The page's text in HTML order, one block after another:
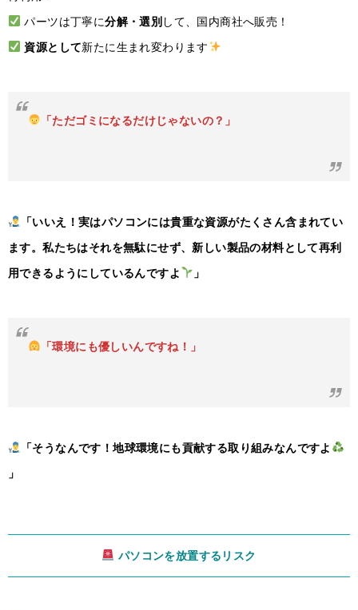
パーツは丁寧に分解・選別 して、国内商社へ販売！
資源として新たに生まれ変わります
「ただゴミになるだけじゃないの？」
「いいえ！実はパソコンには貴重な資源がたくさん含まれてい
ます。私たちはそれを無駄にせず、新しい製品の材料として再利
用できるようにしているんですよ
」
「環境にも優しいんですね！」
「そうなんです！地球環境にも貢献する取り組みなんですよ
」
パソコンを放置するリスク